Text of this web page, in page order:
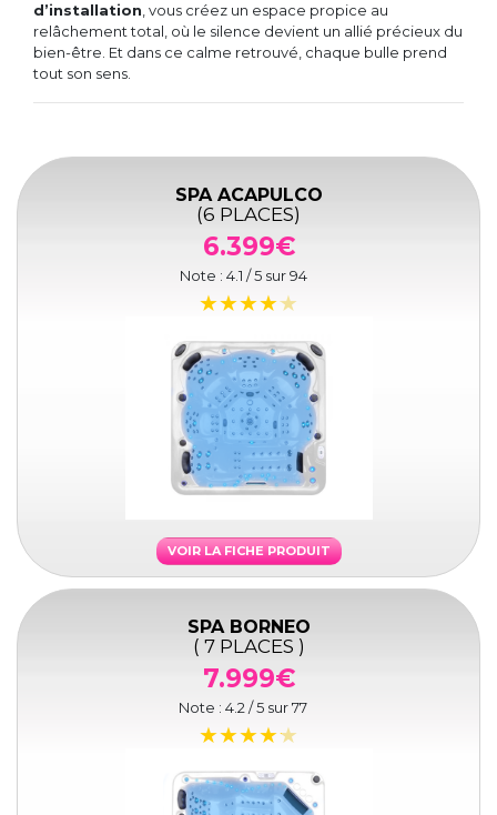
d’installation , vous créez un espace propice au
relâchement total, où le silence devient un allié précieux du
bien-être. Et dans ce calme retrouvé, chaque bulle prend
tout son sens.
SPA ACAPULCO
(6 PLACES)
6.399€
Note : 4.1 / 5 sur94
VOIR LA FICHE PRODUIT
SPA BORNEO
( 7 PLACES )
7.999€
Note : 4.2 / 5 sur77